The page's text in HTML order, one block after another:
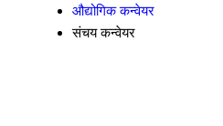
औद्योगिक कन्वेयर
संचय कन्वेयर